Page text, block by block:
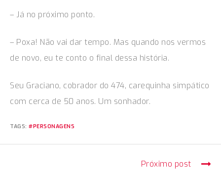
– Já no próximo ponto.
– Poxa! Não vai dar tempo. Mas quando nos vermos
de novo, eu te conto o final dessa história.
Seu Graciano, cobrador do 474, carequinha simpático
com cerca de 50 anos. Um sonhador.
TAGS: #PERSONAGENS
Próximo post